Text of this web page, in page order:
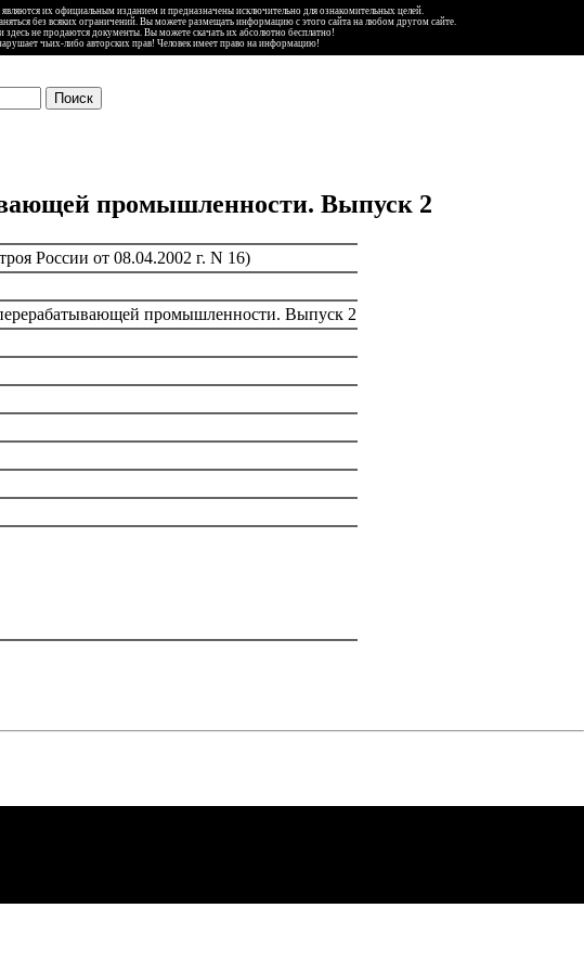
их официальным изданием и предназначены исключительно для ознакомительных целей.
без всяких ограничений. Вы можете размещать информацию с этого сайта на любом другом сайте.
здесь не продаются документы. Вы можете скачать их абсолютно бесплатно!
чьих-либо авторских прав! Человек имеет право на информацию!
промышленности. Выпуск 2
России от 08.04.2002 г. N 16)
промышленности. Выпуск 2